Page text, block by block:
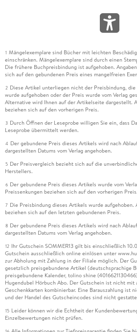
1 Mängelexemplare sind Bücher mit leichten
einschränken. Mängelexemplare sind durch einen
Die frühere Buchpreisbindung ist aufgehoben.
sich auf den gebundenen Preis eines mangelfreien
2 Diese Artikel unterliegen nicht der Preisbindung,
wurde aufgehoben oder der Preis wurde vom Verlag
Alternative wird Ihnen auf der Artikelseite dargestellt.
beziehen sich auf den vorherigen Preis.
3 Durch Öffnen der Leseprobe willigen Sie ein, dass
Leseprobe übermittelt werden.
4 Der gebundene Preis dieses Artikels wird nach
dargestellten Datums vom Verlag angehoben.
5 Der Preisvergleich bezieht sich auf die
Herstellers.
6 Der gebundene Preis dieses Artikels wurde vom
Preissenkungen beziehen sich auf den vorherigen Preis.
7 Die Preisbindung dieses Artikels wurde aufgehoben.
beziehen sich auf den letzten gebundenen Preis.
8 Der gebundene Preis dieses Artikels wird nach
dargestellten Datums vom Verlag angehoben.
12 Ihr Gutschein SOMMER13 gilt bis einschließlich
Gutschein ausschließlich online einlösen unter
zur Abholung mit Zahlung in der Filiale möglich. Der
gesetzlich preisgebundene Artikel (deutschsprachige
preisgebundene Kalender, tolino shine
Hugendubel Hörbuch Abo. Der Gutschein ist nicht mit
Geschenkkarten kombinierbar. Eine Barauszahlung ist
und der Handel des Gutscheincodes sind nicht
15 Leider können wir die Echtheit der
Einzelbewertungen nicht prüfen.